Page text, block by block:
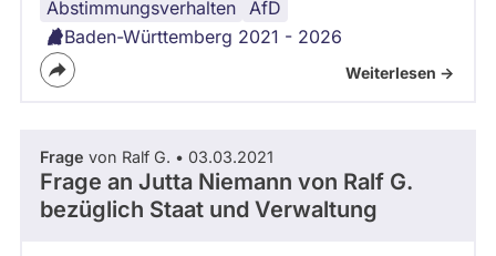
Abstimmungsverhalten AfD
Justiz
Verfassungsschutz
Baden-
Württemberg
Baden-Württemberg 2021 - 2026
Weiterlesen ->
Frage von Ralf G. • 03.03.2021
Frage an Jutta Niemann von Ralf G.
bezüglich Staat und Verwaltung